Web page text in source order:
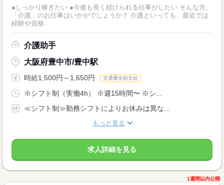
●しっかり稼ぎたい ●今後も長く続けられる仕事がしたい そんな方、
「介護」のお仕事はいかがでしょうか？ 介護といっても、最近では
経験や資格...
介護助手
大阪府豊中市/豊中駅
時給1,500円～1,650円 交通費全額支給
※シフト制（実働4h） ※週15時間〜 ※シ...
≪シフト制≫勤務シフトによりお休みは異な...
もっと見る
求人詳細を見る
1週間以内公開